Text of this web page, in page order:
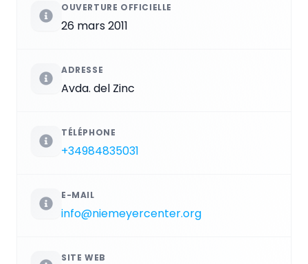
OUVERTURE OFFICIELLE
26 mars 2011
ADRESSE
Avda. del Zinc
TÉLÉPHONE
+34984835031
E-MAIL
info@niemeyercenter.org
SITE WEB